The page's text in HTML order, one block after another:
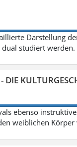
Darstellung
dual studiert
ebenso
weiblichen